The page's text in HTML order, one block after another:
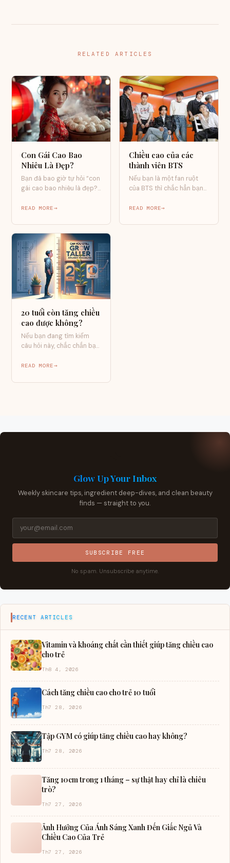
RELATED ARTICLES
Con Gái Cao Bao
Nhiêu Là Đẹp?
Bạn đã bao giờ tự hỏi “con
gái cao bao nhiêu là đẹp?”
READ MORE
Chiều cao của các
thành viên BTS
Nếu bạn là một fan ruột
của BTS thì chắc hẳn bạn
READ MORE
20 tuổi còn tăng chiều
cao được không?
Nếu bạn đang tìm kiếm
câu hỏi này, chắc chắn bạn
nhất.…
READ MORE
Glow Up Your Inbox
Weekly skincare tips, ingredient deep-dives, and clean beauty
finds — straight to you.
SUBSCRIBE FREE
No spam. Unsubscribe anytime.
RECENT ARTICLES
Vitamin và khoáng chất cần thiết giúp tăng chiều cao
cho trẻ
Th8 4, 2026
Cách tăng chiều cao cho trẻ 10 tuổi
Th7 28, 2026
Tập GYM có giúp tăng chiều cao hay không?
Th7 28, 2026
Tăng 10cm trong 1 tháng – sự thật hay chỉ là chiêu
trò?
Th7 27, 2026
Ảnh Hưởng Của Ánh Sáng Xanh Đến Giấc Ngủ Và
Chiều Cao Của Trẻ
Th7 27, 2026